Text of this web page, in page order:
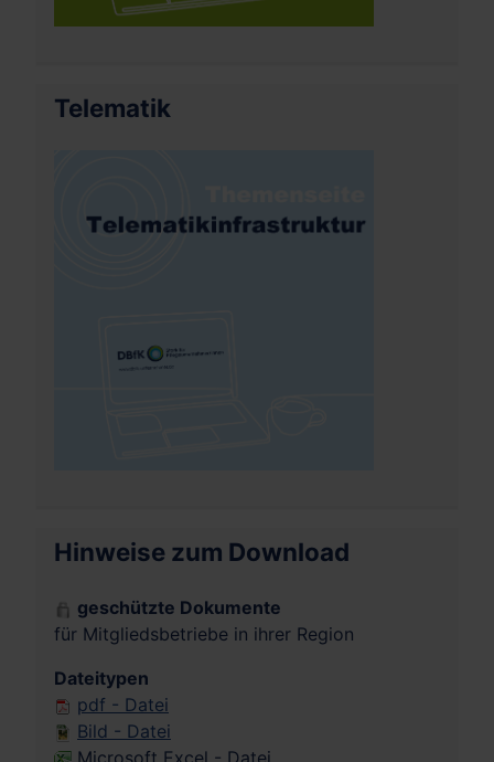
Telematik
Hinweise zum Download
geschützte Dokumente
für Mitgliedsbetriebe in ihrer Region
Dateitypen
pdf - Datei
Bild - Datei